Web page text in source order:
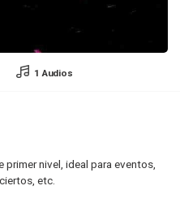
1 Audios
primer nivel, ideal para eventos,
etc.